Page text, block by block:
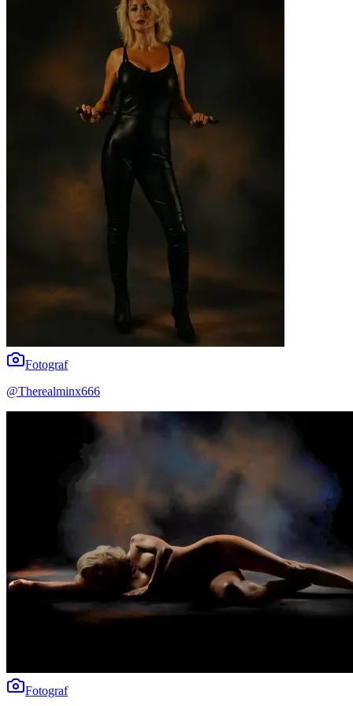
Fotograf
@Therealminx666
Fotograf